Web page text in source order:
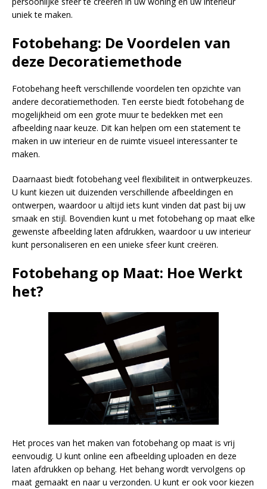
uniek te maken.
Fotobehang: De Voordelen van
deze Decoratiemethode
Fotobehang heeft verschillende voordelen ten opzichte van
andere decoratiemethoden. Ten eerste biedt fotobehang de
mogelijkheid om een grote muur te bedekken met een
afbeelding naar keuze. Dit kan helpen om een statement te
maken in uw interieur en de ruimte visueel interessanter te
maken.
Daarnaast biedt fotobehang veel flexibiliteit in ontwerpkeuzes.
U kunt kiezen uit duizenden verschillende afbeeldingen en
ontwerpen, waardoor u altijd iets kunt vinden dat past bij uw
smaak en stijl. Bovendien kunt u met fotobehang op maat elke
gewenste afbeelding laten afdrukken, waardoor u uw interieur
kunt personaliseren en een unieke sfeer kunt creëren.
Fotobehang op Maat: Hoe Werkt
het?
Het proces van het maken van fotobehang op maat is vrij
eenvoudig. U kunt online een afbeelding uploaden en deze
laten afdrukken op behang. Het behang wordt vervolgens op
maat gemaakt en naar u verzonden. U kunt er ook voor kiezen